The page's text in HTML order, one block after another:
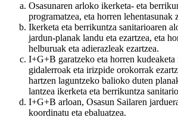
Osasunaren arloko ikerketa- eta
programatzea, eta horren lehentasunak
Ikerketa eta berrikuntza sanitarioaren
jardun-planak landu eta ezartzea, eta
helburuak eta adierazleak ezartzea.
I+G+B garatzeko eta horren kudeaketa
gidalerroak eta irizpide orokorrak
hartzen laguntzeko balioko duten
lantzea ikerketa eta berrikuntza
I+G+B arloan, Osasun Sailaren
koordinatu eta ebaluatzea.